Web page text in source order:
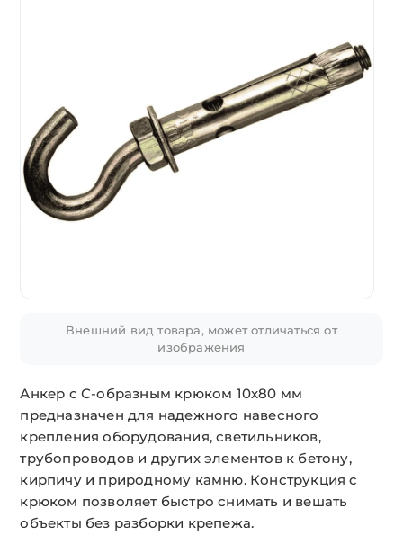
Внешний вид товара, может отличаться от
изображения
Анкер с С-образным крюком 10х80 мм
предназначен для надежного навесного
крепления оборудования, светильников,
трубопроводов и других элементов к бетону,
кирпичу и природному камню. Конструкция с
крюком позволяет быстро снимать и вешать
объекты без разборки крепежа.